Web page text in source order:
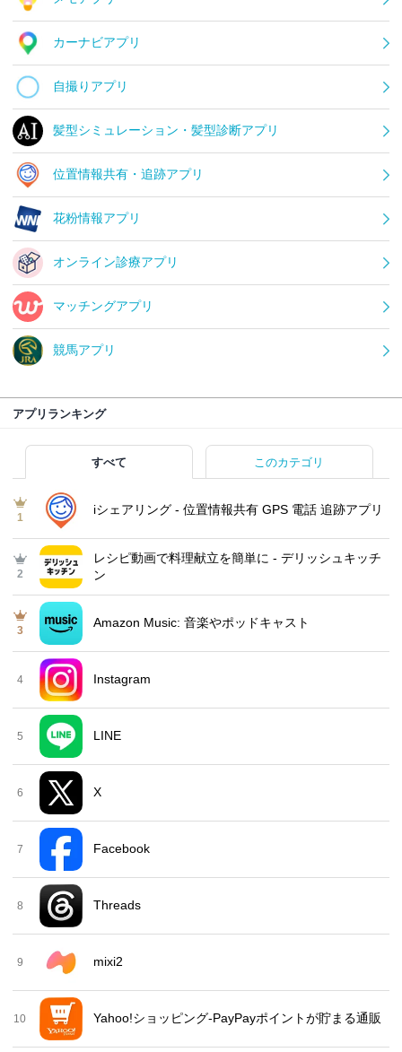
カーナビアプリ
自撮りアプリ
髪型シミュレーション・髪型診断アプリ
位置情報共有・追跡アプリ
花粉情報アプリ
オンライン診療アプリ
マッチングアプリ
競馬アプリ
アプリランキング
すべて このカテゴリ
1
iシェアリング - 位置情報共有 GPS 電話 追跡アプリ
2
レシピ動画で料理献立を簡単‪に - デリッシュキッチ
ン
3
Amazon Music: 音楽やポッドキャスト
4 Instagram
5 LINE
6 X
7 Facebook
8 Threads
9 mixi2
10 Yahoo!ショッピング-PayPayポイントが貯まる通販